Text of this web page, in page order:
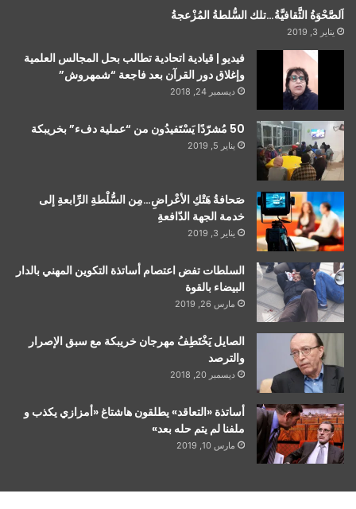
اَلصَّحْوَةُ الثَّقافيَّةُ…تلك السُّلطةُ المُزْعجةُ
يناير 3, 2019
فيديو | قيادية اتحادية تطالب بحل المجالس العلمية
وإغلاق دور القرآن بعد فاجعة “شمهروش”
ديسمبر 24, 2018
50 مُشرّدًا يَسْتَفيدُون من “عملية دفء” بخريبكة
يناير 5, 2019
صَحافةُ هَتْكِ الأعْراضِ…مِن السُّلْطةِ الرِّابعةِ إلى
خدمة الجهة الدّافعةِ
يناير 3, 2019
السلطات تفض اعتصام أساتذة التكوين المهني بالدار
البيضاء بالقوة
مارس 26, 2019
الصايل يَخْتَطِفُ مهرجان خريبكة مع سبق الإصرار
والترصد
ديسمبر 20, 2018
أساتذة «التعاقد» يطلقون هاشتاغ «أمزازي يكذب و
ملفنا لم يتم حله بعد»
مارس 10, 2019